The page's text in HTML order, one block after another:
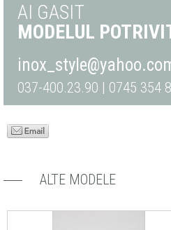
AI GASIT
MODELUL
037-400.23.90 | 0745 354
ALTE MODELE